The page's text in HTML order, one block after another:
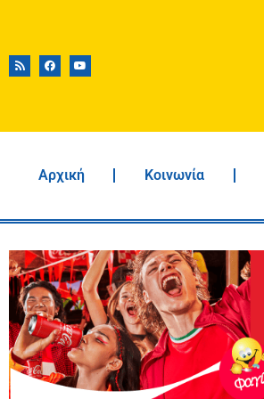
Αρχική Κοινωνία